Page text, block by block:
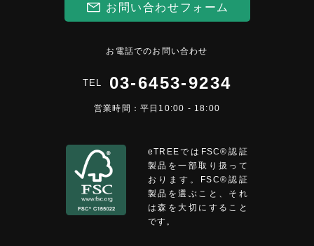
お問い合わせフォーム
お電話でのお問い合わせ
TEL 03-6453-9234
営業時間：平日10:00 - 18:00
eTREEではFSC®︎認証
製品を一部取り扱って
おります。FSC®認証
製品を選ぶこと、それ
は森を大切にすること
です。